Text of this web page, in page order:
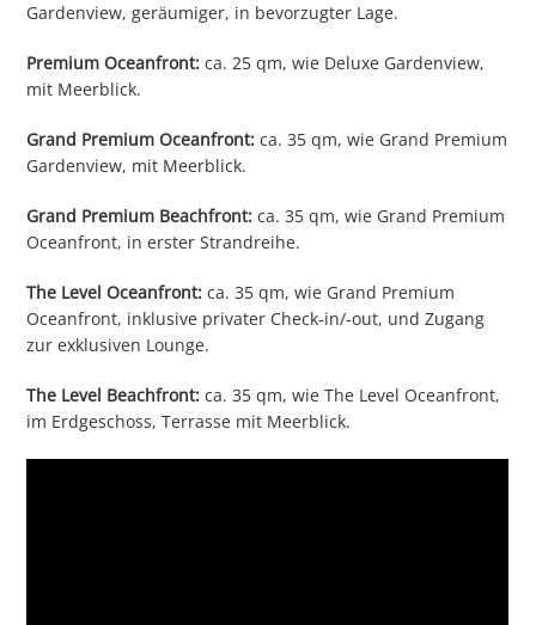
Gardenview, geräumiger, in bevorzugter Lage.
Premium Oceanfront: ca. 25 qm, wie Deluxe Gardenview,
mit Meerblick.
Grand Premium Oceanfront: ca. 35 qm, wie Grand Premium
Gardenview, mit Meerblick.
Grand Premium Beachfront: ca. 35 qm, wie Grand Premium
Oceanfront, in erster Strandreihe.
The Level Oceanfront: ca. 35 qm, wie Grand Premium
Oceanfront, inklusive privater Check-in/-out, und Zugang
zur exklusiven Lounge.
The Level Beachfront: ca. 35 qm, wie The Level Oceanfront,
im Erdgeschoss, Terrasse mit Meerblick.